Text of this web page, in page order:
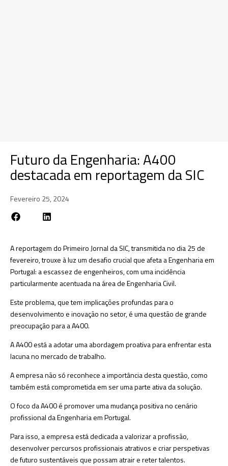
Futuro da Engenharia: A400
destacada em reportagem da SIC
Fevereiro 25, 2024
A reportagem do Primeiro Jornal da SIC, transmitida no dia 25 de
fevereiro, trouxe à luz um desafio crucial que afeta a Engenharia em
Portugal: a escassez de engenheiros, com uma incidência
particularmente acentuada na área de Engenharia Civil.
Este problema, que tem implicações profundas para o
desenvolvimento e inovação no setor, é uma questão de grande
preocupação para a A400.
A A400 está a adotar uma abordagem proativa para enfrentar esta
lacuna no mercado de trabalho.
A empresa não só reconhece a importância desta questão, como
também está comprometida em ser uma parte ativa da solução.
O foco da A400 é promover uma mudança positiva no cenário
profissional da Engenharia em Portugal.
Para isso, a empresa está dedicada a valorizar a profissão,
desenvolver percursos profissionais atrativos e criar perspetivas
de futuro sustentáveis que possam atrair e reter talentos.